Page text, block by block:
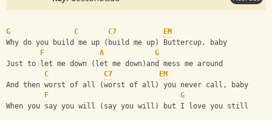
G C C7
EM
Why do you build me up (build me up) Buttercup, baby
F
A
G
Just to let me down (let me down)and mess me around
C
C7
EM
And then worst of all (worst of all) you never call, baby
F
G
When you say you will (say you will) but I love you still